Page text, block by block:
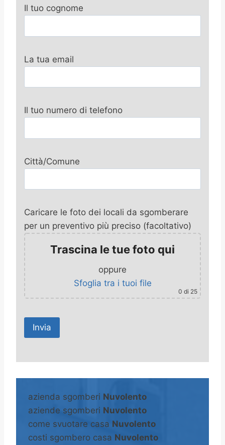
Il tuo cognome
La tua email
Il tuo numero di telefono
Città/Comune
Caricare le foto dei locali da sgomberare
per un preventivo più preciso (facoltativo)
Trascina le tue foto qui
oppure
Sfoglia tra i tuoi file
0 di 25
A
e
n
a
azienda sgomberi Nuvolento
aziende sgomberi Nuvolento
come svuotare casa Nuvolento
costi sgombero casa Nuvolento